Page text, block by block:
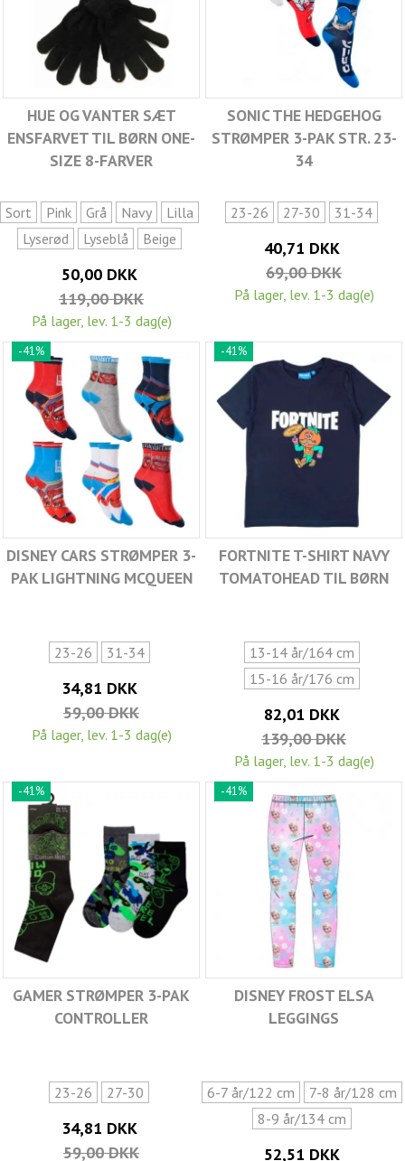
HUE OG VANTER SÆT
ENSFARVET TIL BØRN ONE-
SIZE 8-FARVER
Sort Pink Grå Navy
Lilla
Lyserød
Lyseblå Beige
50,00 DKK
119,00 DKK
På lager, lev. 1-3 dag(e)
SONIC THE HEDGEHOG
STRØMPER 3-PAK STR. 23-
34
23-26 27-30 31-34
40,71 DKK
69,00 DKK
På lager, lev. 1-3 dag(e)
-41%
DISNEY CARS STRØMPER 3-
PAK LIGHTNING MCQUEEN
23-26 31-34
34,81 DKK
59,00 DKK
På lager, lev. 1-3 dag(e)
-41%
FORTNITE T-SHIRT NAVY
TOMATOHEAD TIL BØRN
13-14 år/164 cm
15-16 år/176 cm
82,01 DKK
139,00 DKK
På lager, lev. 1-3 dag(e)
-41%
GAMER STRØMPER 3-PAK
CONTROLLER
23-26 27-30
34,81 DKK
59,00 DKK
-41%
DISNEY FROST ELSA
LEGGINGS
6-7 år/122 cm
7-8 år/128 cm
8-9 år/134 cm
52,51 DKK